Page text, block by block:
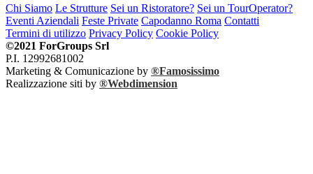
Chi Siamo Le Strutture Sei un Ristoratore? Sei un TourOperator?
Eventi Aziendali Feste Private Capodanno Roma Contatti
Termini di utilizzo Privacy Policy Cookie Policy
©2021 ForGroups Srl
P.I. 12992681002
Marketing & Comunicazione by ®Famosissimo
Realizzazione siti by ®Webdimension